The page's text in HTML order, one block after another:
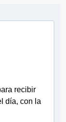
recibir
día, con la